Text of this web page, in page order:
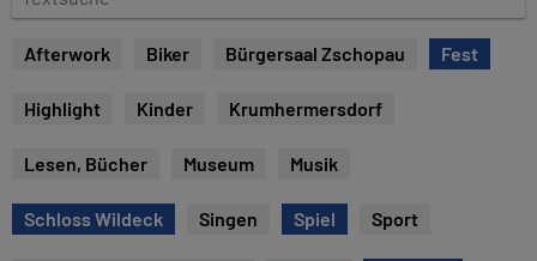
e
e
Afterwork Biker Bürgersaal Zschopau Fest
Highlight Kinder Krumhermersdorf
Lesen, Bücher Museum Musik
Schloss Wildeck Singen Spiel Sport